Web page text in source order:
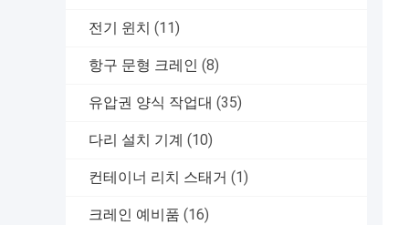
전기 윈치 (11)
항구 문형 크레인 (8)
유압권 양식 작업대 (35)
다리 설치 기계 (10)
컨테이너 리치 스태거 (1)
크레인 예비품 (16)